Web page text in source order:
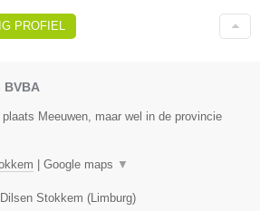
PROFIEL
BVBA
Meeuwen, maar wel in de provincie
Google maps ▼
Dilsen Stokkem (Limburg)